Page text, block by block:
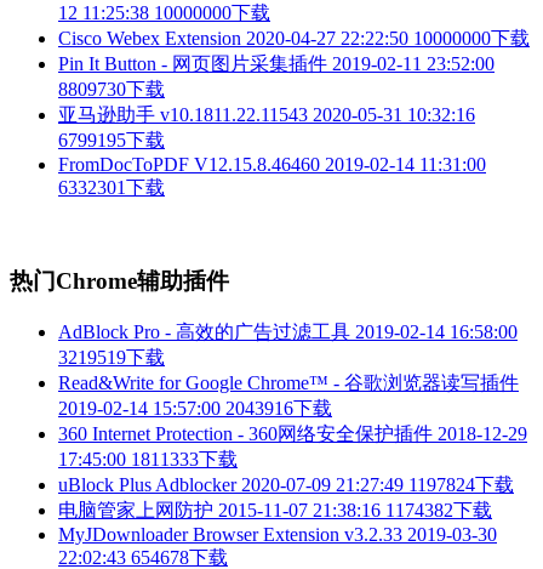
12 11:25:38 10000000下载
Cisco Webex Extension 2020-04-27 22:22:50 10000000下载
Pin It Button - 网页图片采集插件 2019-02-11 23:52:00
8809730下载
亚马逊助手 v10.1811.22.11543 2020-05-31 10:32:16
6799195下载
FromDocToPDF V12.15.8.46460 2019-02-14 11:31:00
6332301下载
热门Chrome辅助插件
AdBlock Pro - 高效的广告过滤工具 2019-02-14 16:58:00
3219519下载
Read&Write for Google Chrome™ - 谷歌浏览器读写插件
2019-02-14 15:57:00 2043916下载
360 Internet Protection - 360网络安全保护插件 2018-12-29
17:45:00 1811333下载
uBlock Plus Adblocker 2020-07-09 21:27:49 1197824下载
电脑管家上网防护 2015-11-07 21:38:16 1174382下载
MyJDownloader Browser Extension v3.2.33 2019-03-30
22:02:43 654678下载